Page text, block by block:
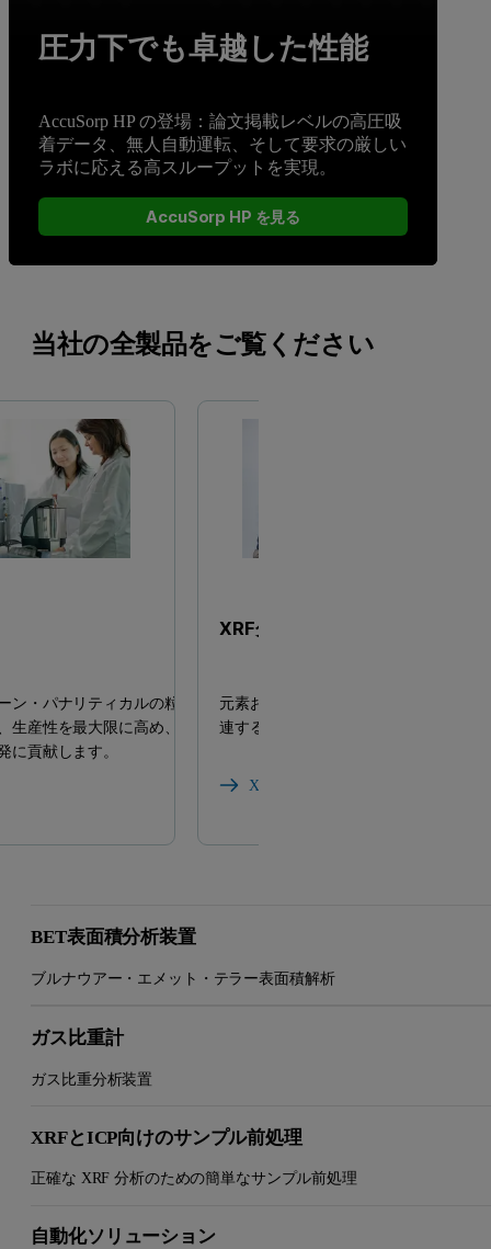
圧力下でも卓越した性能
AccuSorp HP の登場：論文掲載レベルの高圧吸
着データ、無人自動運転、そして要求の厳しい
ラボに応える高スループットを実現。
AccuSorp HP を見る
当社の全製品をご覧ください
ン・パナリティカルの粒度
生産性を最大限に高め、よ
に貢献します。
XRF分析装置
元素および厚膜解析用の多用途蛍光X
連する商品を提供しています。
XRF アナライザーを見る
BET表面積分析装置
ブルナウアー・エメット・テラー表面積解析
ガス比重計
ガス比重分析装置
XRFとICP向けのサンプル前処理
正確な XRF 分析のための簡単なサンプル前処理
自動化ソリューション